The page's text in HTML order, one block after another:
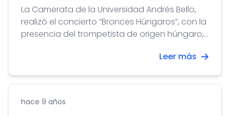
La Camerata de la Universidad Andrés Bello,
realizó el concierto “Bronces Húngaros”, con la
presencia del trompetista de origen húngaro,
Leer más
hace 9 años